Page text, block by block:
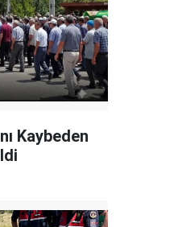
Kaybeden